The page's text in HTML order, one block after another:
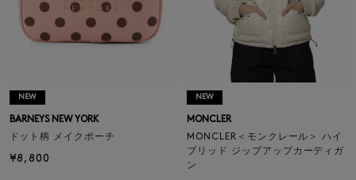
NEW
BARNEYS NEW YORK
ドット柄 メイクポーチ
¥8,800
NEW
MONCLER
MONCLER＜モンクレール＞ ハイ
ブリッド ジップアップカーディガ
ン